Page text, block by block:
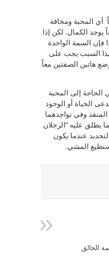
أي المحبة ومخافة
يوجد الكمال. لكن إذا
فإن السمة الواحدة
السبب يجب على
هاتين الصفتين معاً
الحاجة إلى المحبة
الحياة أو الوجود
وفي تواجدهما
يطلق عليه “الرجلان
عندما يكون
المشي.
الخالق